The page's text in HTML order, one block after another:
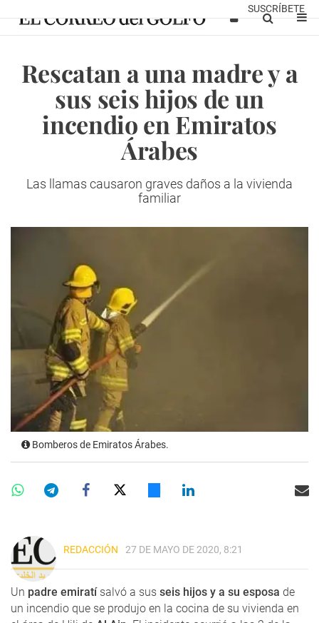
SUSCRÍBETE
Rescatan a una madre y a
sus seis hijos de un
incendio en Emiratos
Árabes
Las llamas causaron graves daños a la vivienda
familiar
Bomberos de Emiratos Árabes.
REDACCIÓN 27 DE MAYO DE 2020, 8:21
Un padre emiratísalvó a sus seis hijos y a su esposa de
un incendio que se produjo en la cocina de su vivienda en